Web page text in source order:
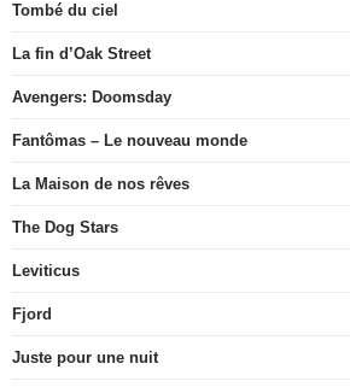
Tombé du ciel
La fin d’Oak Street
Avengers: Doomsday
Fantômas – Le nouveau monde
La Maison de nos rêves
The Dog Stars
Leviticus
Fjord
Juste pour une nuit